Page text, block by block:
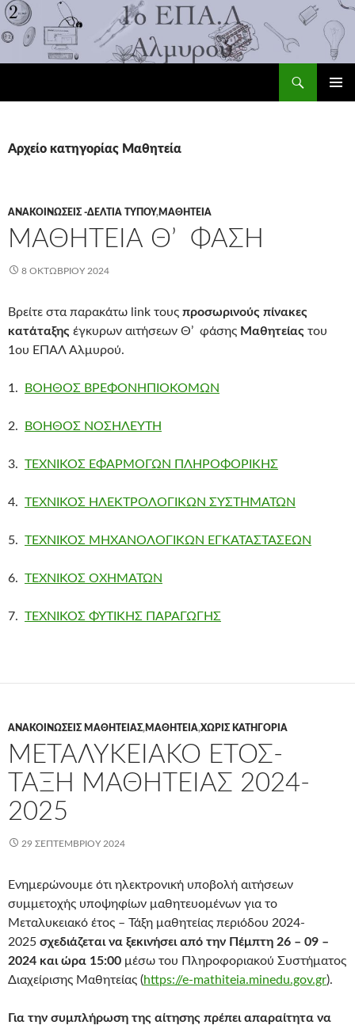
Αρχείο κατηγορίας Μαθητεία
ΑΝΑΚΟΙΝΏΣΕΙΣ -ΔΕΛΤΊΑ ΤΎΠΟΥ,ΜΑΘΗΤΕΊΑ
ΜΑΘΗΤΕΊΑ Θ’ ΦΆΣΗ
8 ΟΚΤΩΒΡΊΟΥ 2024
Βρείτε στα παρακάτω link τους προσωρινούς πίνακες
κατάταξης έγκυρων αιτήσεων Θ’ φάσης Μαθητείας του
1ου ΕΠΑΛ Αλμυρού.
1. ΒΟΗΘΟΣ ΒΡΕΦΟΝΗΠΙΟΚΟΜΩΝ
2. ΒΟΗΘΟΣ ΝΟΣΗΛΕΥΤΗ
3. ΤΕΧΝΙΚΟΣ ΕΦΑΡΜΟΓΩΝ ΠΛΗΡΟΦΟΡΙΚΗΣ
4. ΤΕΧΝΙΚΟΣ ΗΛΕΚΤΡΟΛΟΓΙΚΩΝ ΣΥΣΤΗΜΑΤΩΝ
5. ΤΕΧΝΙΚΟΣ ΜΗΧΑΝΟΛΟΓΙΚΩΝ ΕΓΚΑΤΑΣΤΑΣΕΩΝ
6. ΤΕΧΝΙΚΟΣ ΟΧΗΜΑΤΩΝ
7. ΤΕΧΝΙΚΟΣ ΦΥΤΙΚΗΣ ΠΑΡΑΓΩΓΗΣ
ΑΝΑΚΟΙΝΩΣΕΙΣ ΜΑΘΗΤΕΙΑΣ,ΜΑΘΗΤΕΊΑ,ΧΩΡΊΣ ΚΑΤΗΓΟΡΊΑ
ΜΕΤΑΛΥΚΕΙΑΚΌ ΈΤΟΣ-
ΤΆΞΗ ΜΑΘΗΤΕΊΑΣ 2024-
2025
29 ΣΕΠΤΕΜΒΡΊΟΥ 2024
Ενημερώνουμε ότι ηλεκτρονική υποβολή αιτήσεων
συμμετοχής υποψηφίων μαθητευομένων για το
Μεταλυκειακό έτος – Τάξη μαθητείας περιόδου 2024-
2025 σχεδιάζεται να ξεκινήσει από την Πέμπτη 26 – 09 –
2024 και ώρα 15:00 μέσω του Πληροφοριακού Συστήματος
Διαχείρισης Μαθητείας (https://e-mathiteia.minedu.gov.gr).
Για την συμπλήρωση της αίτησης πρέπει απαραίτητα να